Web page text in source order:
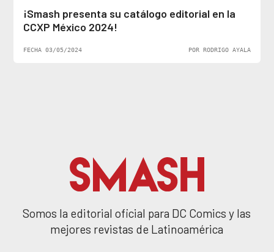
¡Smash presenta su catálogo editorial en la
CCXP México 2024!
FECHA 03/05/2024 POR RODRIGO AYALA
Somos la editorial oficial para DC Comics y las
mejores revistas de Latinoamérica